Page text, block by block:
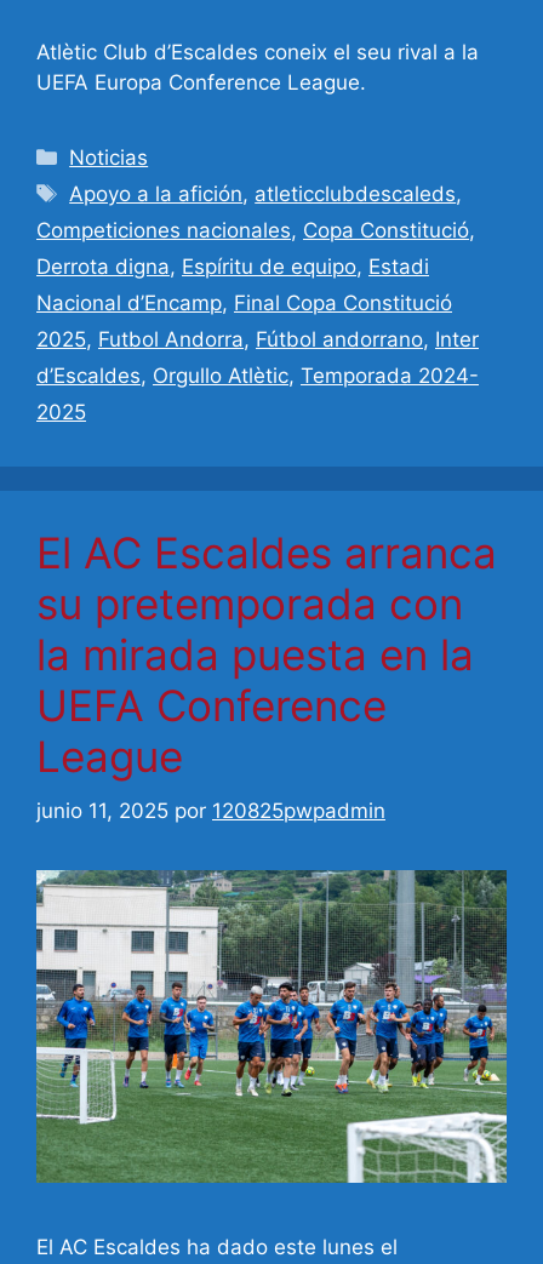
Atlètic Club d’Escaldes coneix el seu rival a la
UEFA Europa Conference League.
Categorías
Noticias
Etiquetas
Apoyo a la afición, atleticclubdescaleds,
Competiciones nacionales, Copa Constitució,
Derrota digna, Espíritu de equipo, Estadi
Nacional d’Encamp, Final Copa Constitució
2025, Futbol Andorra, Fútbol andorrano, Inter
d’Escaldes, Orgullo Atlètic, Temporada 2024-
2025
El AC Escaldes arranca
su pretemporada con
la mirada puesta en la
UEFA Conference
League
junio 11, 2025 por 120825pwpadmin
El AC Escaldes ha dado este lunes el